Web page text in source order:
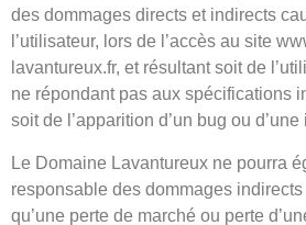
des dommages directs et indirects
l’utilisateur, lors de l’accès au site
lavantureux.fr, et résultant soit de
ne répondant pas aux spécifications
soit de l’apparition d’un bug ou
Le Domaine Lavantureux ne pourra
responsable des dommages
qu’une perte de marché ou perte